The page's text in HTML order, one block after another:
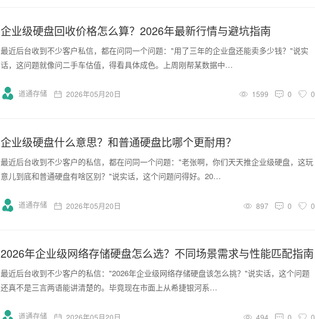
企业级硬盘回收价格怎么算？2026年最新行情与避坑指南
最近后台收到不少客户私信，都在问同一个问题："用了三年的企业盘还能卖多少钱？"说实
话，这问题就像问二手车估值，得看具体成色。上周刚帮某数据中…
道通存储 2026年05月20日 1599 0 0
企业级硬盘什么意思？和普通硬盘比哪个更耐用？
最近后台收到不少客户的私信，都在问同一个问题："老张啊，你们天天推企业级硬盘，这玩
意儿到底和普通硬盘有啥区别？"说实话，这个问题问得好。20…
道通存储 2026年05月20日 897 0 0
2026年企业级网络存储硬盘怎么选？不同场景需求与性能匹配指南
最近后台收到不少客户的私信："2026年企业级网络存储硬盘该怎么挑？"说实话，这个问题
还真不是三言两语能讲清楚的。毕竟现在市面上从希捷银河系…
道通存储 2026年05月20日 494 0 0